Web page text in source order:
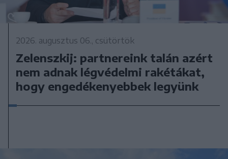
2026. augusztus 06., csütörtök
Zelenszkij: partnereink talán azért
nem adnak légvédelmi rakétákat,
hogy engedékenyebbek legyünk